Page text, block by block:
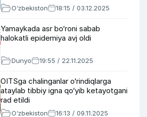
O‘zbekiston 18:15 / 03.12.2025
Yamaykada asr bo‘roni sabab
halokatli epidemiya avj oldi
Dunyo 19:55 / 22.11.2025
OITSga chalinganlar o‘rindiqlarga
ataylab tibbiy igna qo‘yib ketayotgani
rad etildi
O‘zbekiston 16:13 / 09.11.2025